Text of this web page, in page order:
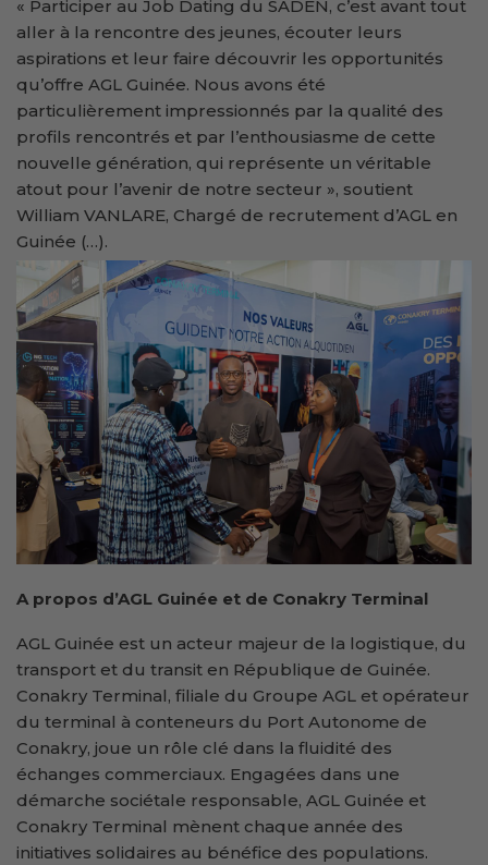
« Participer au Job Dating du SADEN, c’est avant tout
aller à la rencontre des jeunes, écouter leurs
aspirations et leur faire découvrir les opportunités
qu’offre AGL Guinée. Nous avons été
particulièrement impressionnés par la qualité des
profils rencontrés et par l’enthousiasme de cette
nouvelle génération, qui représente un véritable
atout pour l’avenir de notre secteur », soutient
William VANLARE, Chargé de recrutement d’AGL en
Guinée (…).
A propos d’AGL Guinée et de Conakry Terminal
AGL Guinée est un acteur majeur de la logistique, du
transport et du transit en République de Guinée.
Conakry Terminal, filiale du Groupe AGL et opérateur
du terminal à conteneurs du Port Autonome de
Conakry, joue un rôle clé dans la fluidité des
échanges commerciaux. Engagées dans une
démarche sociétale responsable, AGL Guinée et
Conakry Terminal mènent chaque année des
initiatives solidaires au bénéfice des populations.